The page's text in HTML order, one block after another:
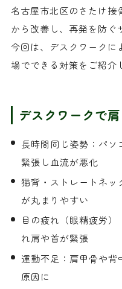
名古屋市北区のさたけ接
から改善し、再発を防ぐ
今回は、デスクワークに
場でできる対策をご紹介
デスクワークで
長時間同じ姿勢：パ
緊張し血流が悪化
猫背・ストレートネッ
が丸まりやすい
目の疲れ（眼精疲労
れ肩や首が緊張
運動不足：肩甲骨や
原因に